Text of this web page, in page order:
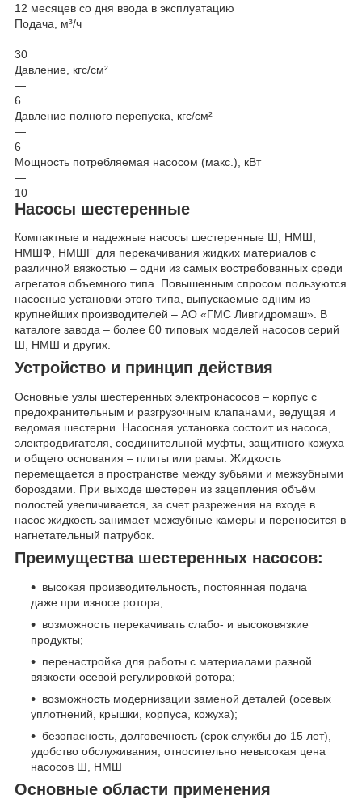
12 месяцев со дня ввода в эксплуатацию
Подача, м³/ч
—
30
Давление, кгс/см²
—
6
Давление полного перепуска, кгс/см²
—
6
Мощность потребляемая насосом (макс.), кВт
—
10
Насосы шестеренные
Компактные и надежные насосы шестеренные Ш, НМШ,
НМШФ, НМШГ для перекачивания жидких материалов с
различной вязкостью – одни из самых востребованных среди
агрегатов объемного типа. Повышенным спросом пользуются
насосные установки этого типа, выпускаемые одним из
крупнейших производителей – АО «ГМС Ливгидромаш». В
каталоге завода – более 60 типовых моделей насосов серий
Ш, НМШ и других.
Устройство и принцип действия
Основные узлы шестеренных электронасосов – корпус с
предохранительным и разгрузочным клапанами, ведущая и
ведомая шестерни. Насосная установка состоит из насоса,
электродвигателя, соединительной муфты, защитного кожуха
и общего основания – плиты или рамы. Жидкость
перемещается в пространстве между зубьями и межзубными
бороздами. При выходе шестерен из зацепления объём
полостей увеличивается, за счет разрежения на входе в
насос жидкость занимает межзубные камеры и переносится в
нагнетательный патрубок.
Преимущества шестеренных насосов:
высокая производительность, постоянная подача
даже при износе ротора;
возможность перекачивать слабо- и высоковязкие
продукты;
перенастройка для работы с материалами разной
вязкости осевой регулировкой ротора;
возможность модернизации заменой деталей (осевых
уплотнений, крышки, корпуса, кожуха);
безопасность, долговечность (срок службы до 15 лет),
удобство обслуживания, относительно невысокая цена
насосов Ш, НМШ
Основные области применения